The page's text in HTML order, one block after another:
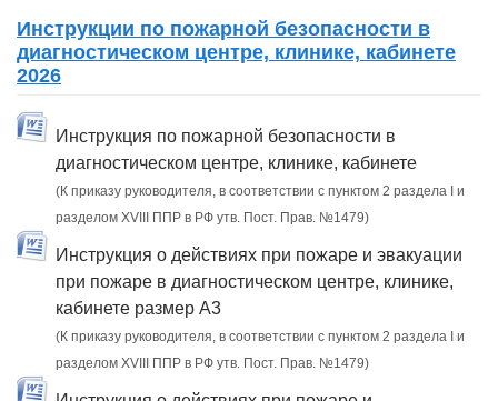
Инструкции по пожарной безопасности в
диагностическом центре, клинике, кабинете
2026
Инструкция по пожарной безопасности в
диагностическом центре, клинике, кабинете
(К приказу руководителя, в соответствии с пунктом 2 раздела I и
разделом XVIII ППР в РФ утв. Пост. Прав. №1479)
Инструкция о действиях при пожаре и эвакуации
при пожаре в диагностическом центре, клинике,
кабинете размер А3
(К приказу руководителя, в соответствии с пунктом 2 раздела I и
разделом XVIII ППР в РФ утв. Пост. Прав. №1479)